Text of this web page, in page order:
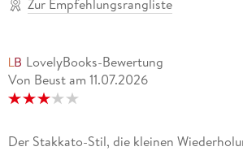
Zur Empfehlungsrangliste
LovelyBooks-Bewertung
Von Beust am 11.07.2026
Der Stakkato-Stil, die kleinen